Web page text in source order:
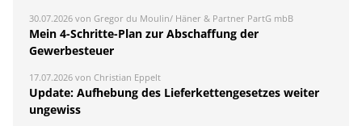
30.07.2026 von Gregor du Moulin/ Häner & Partner PartG mbB
Mein 4-Schritte-Plan zur Abschaffung der
Gewerbesteuer
17.07.2026 von Christian Eppelt
Update: Aufhebung des Lieferkettengesetzes weiter
ungewiss